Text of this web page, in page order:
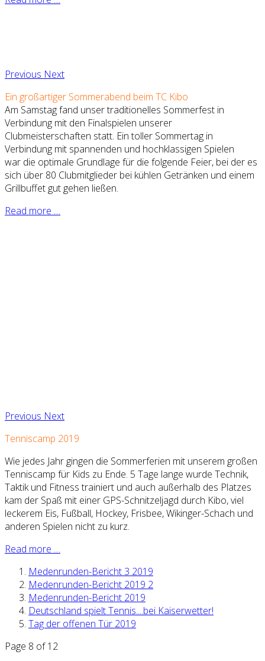
Previous Next
Ein großartiger Sommerabend beim TC Kibo
Am Samstag fand unser traditionelles Sommerfest in
Verbindung mit den Finalspielen unserer
Clubmeisterschaften statt. Ein toller Sommertag in
Verbindung mit spannenden und hochklassigen Spielen
war die optimale Grundlage für die folgende Feier, bei der es
sich über 80 Clubmitglieder bei kühlen Getränken und einem
Grillbuffet gut gehen ließen.
Read more …
Previous Next
Tenniscamp 2019
Wie jedes Jahr gingen die Sommerferien mit unserem großen
Tenniscamp für Kids zu Ende. 5 Tage lange wurde Technik,
Taktik und Fitness trainiert und auch außerhalb des Platzes
kam der Spaß mit einer GPS-Schnitzeljagd durch Kibo, viel
leckerem Eis, Fußball, Hockey, Frisbee, Wikinger-Schach und
anderen Spielen nicht zu kurz.
Read more …
Medenrunden-Bericht 3 2019
Medenrunden-Bericht 2019 2
Medenrunden-Bericht 2019
Deutschland spielt Tennis....bei Kaiserwetter!
Tag der offenen Tür 2019
Page 8 of 12